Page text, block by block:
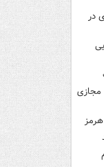
در
مجازی